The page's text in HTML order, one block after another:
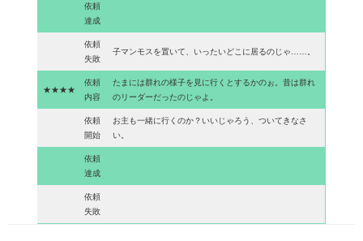
依頼
達成
依頼
失敗
子マンモスを置いて、いったいどこに居るのじゃ……。
★★★★
依頼
内容
たまには群れの様子を見に行くとするかのぉ。昔は群れ
のリーダーだったのじゃよ。
依頼
開始
お主も一緒に行くのか？いいじゃろう、ついてきなさ
い。
依頼
達成
依頼
失敗